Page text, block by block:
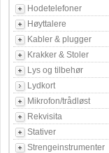
Hodetelefoner
Høyttalere
Kabler & plugger
Krakker & Stoler
Lys og tilbehør
Lydkort
Mikrofon/trådløst
Rekvisita
Stativer
Strengeinstrumenter